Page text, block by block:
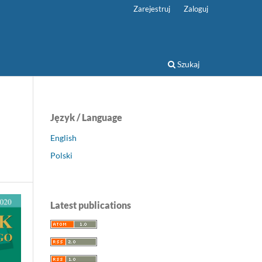
Szukaj
Zarejestruj Zaloguj
Język / Language
English
Polski
Latest publications